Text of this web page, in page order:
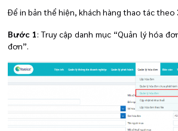
Để in bản thể hiện, khách hàng thao tác theo
Bước 1: Truy cập danh mục “Quản lý hóa
đơn”.